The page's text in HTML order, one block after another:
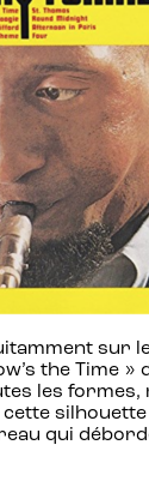
sur
the Time
les
qui